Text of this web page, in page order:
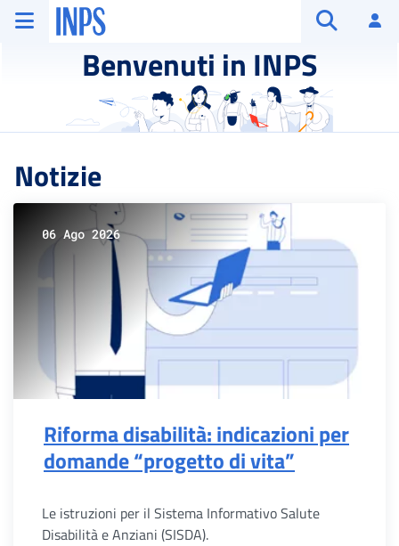
Vai al menu principale
Vai al contenuto principale
Vai al pie' di pagina
INPS ()
Benvenuti in INPS
Notizie
06 Ago 2026
Riforma disabilità: indicazioni per
domande “progetto di vita”
Le istruzioni per il Sistema Informativo Salute
Disabilità e Anziani (SISDA).